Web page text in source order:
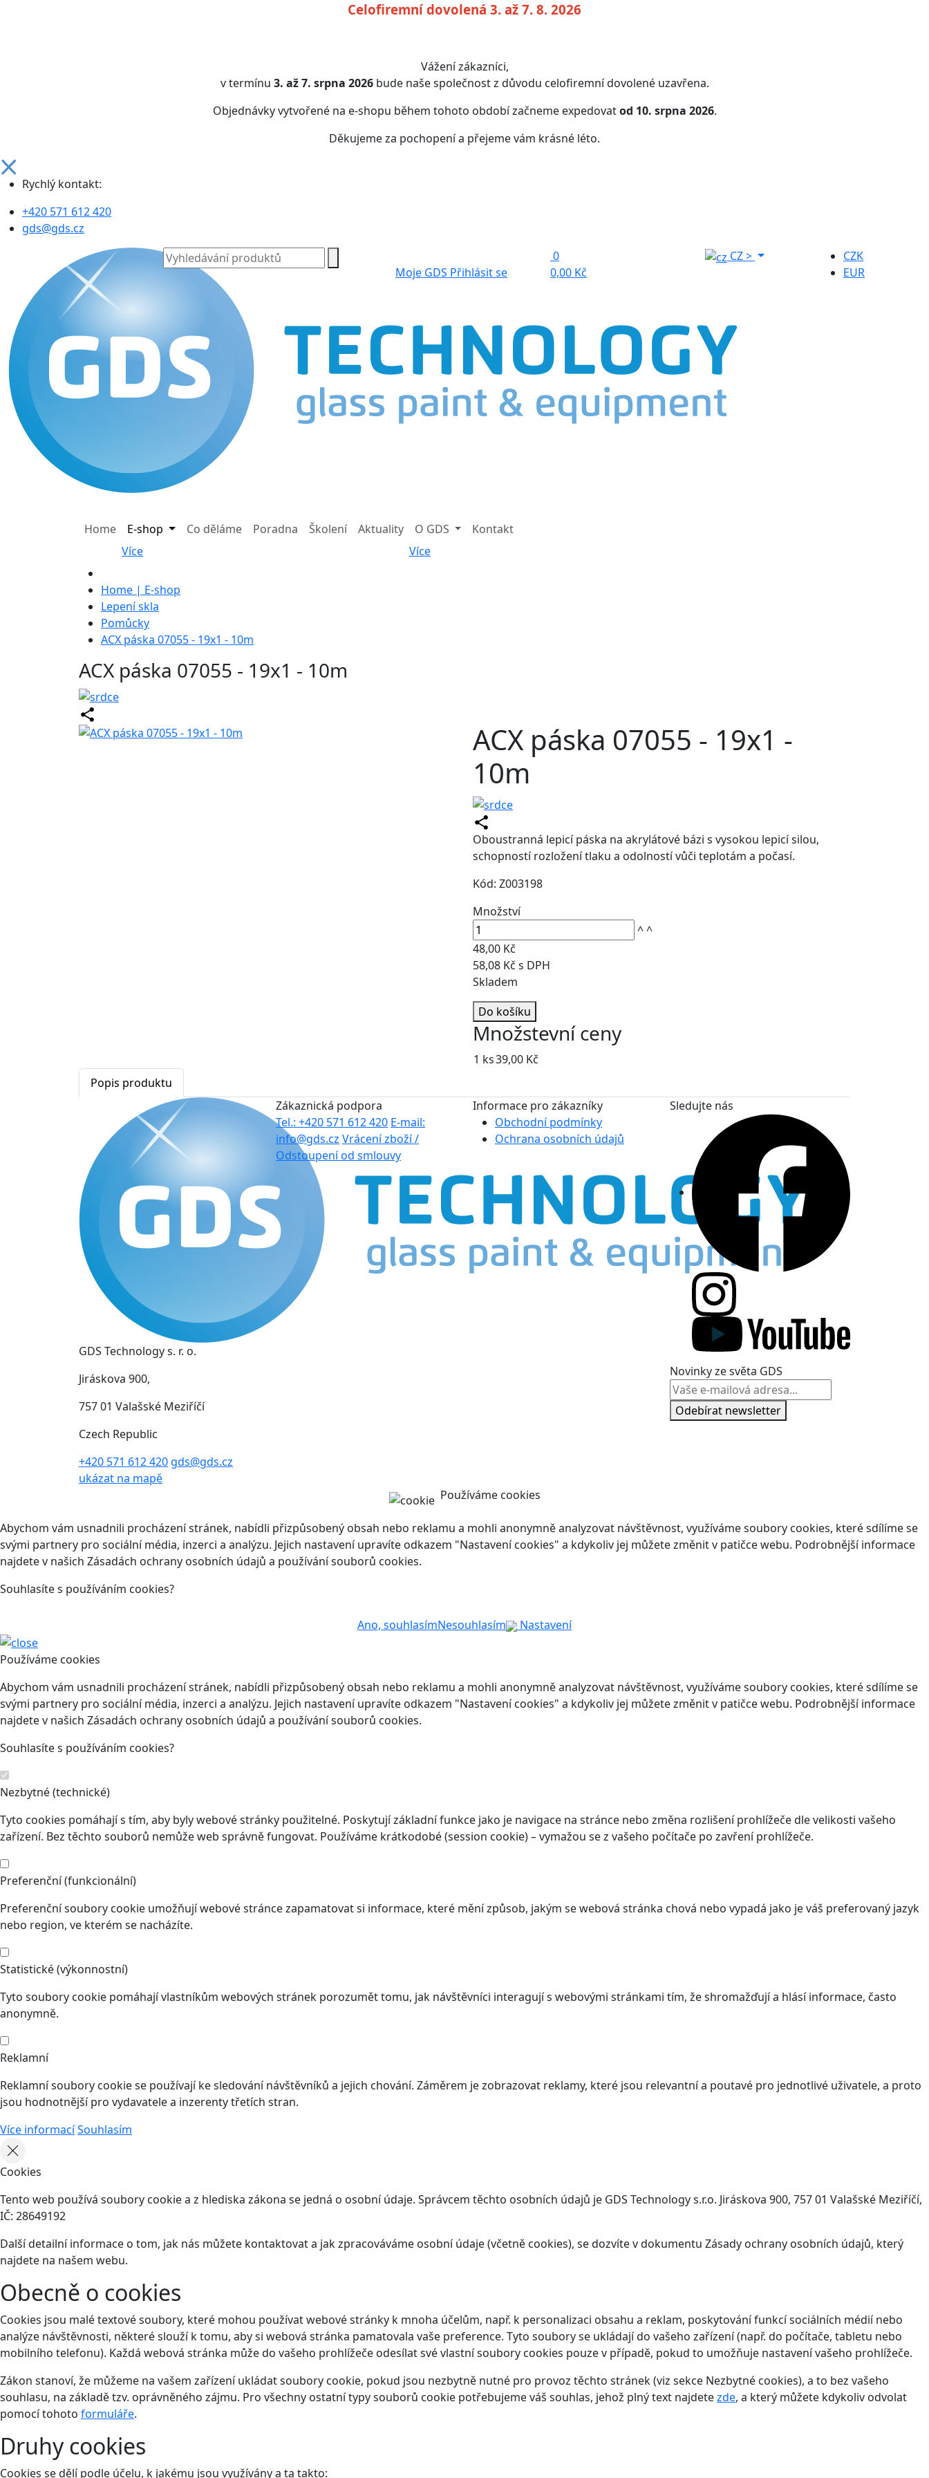
Celofiremní dovolená 3. až 7. 8. 2026
Vážení zákazníci,
v termínu 3. až 7. srpna 2026bude naše společnost z důvodu celofiremní dovolené uzavřena.
Objednávky vytvořené na e-shopu během tohoto období začneme expedovatod 10. srpna 2026.
Děkujeme za pochopení a přejeme vám krásné léto.
Rychlý kontakt:
+420 571 612 420
gds@gds.cz
Moje GDS Přihlásit se
0
0,00 Kč
CZ>
CZK
EUR
Home
E-shop
Více
Co děláme Poradna Školení Aktuality
O GDS
Více
Kontakt
Home | E-shop
Lepení skla
Pomůcky
ACX páska 07055 - 19x1 - 10m
ACX páska 07055 - 19x1 - 10m
ACX páska 07055 - 19x1 -
10m
Oboustranná lepicí páska na akrylátové bázi s vysokou lepicí silou,
schopností rozložení tlaku a odolností vůči teplotám a počasí.
Kód: Z003198
Množství
^^
48,00 Kč
58,08 Kč s DPH
Skladem
Do košíku
Množstevní ceny
1 ks39,00 Kč
Popis produktu
GDS Technology s. r. o.
Jiráskova 900,
757 01 Valašské Meziříčí
Czech Republic
+420 571 612 420 gds@gds.cz
ukázat na mapě
Zákaznická podpora
Tel.: +420 571 612 420 E-mail:
info@gds.cz Vrácení zboží /
Odstoupení od smlouvy
Informace pro zákazníky
Obchodní podmínky
Ochrana osobních údajů
Sledujte nás
Novinky ze světa GDS
Odebírat newsletter
Používáme cookies
Abychom vám usnadnili procházení stránek, nabídli přizpůsobený obsah nebo reklamu a mohli anonymně analyzovat návštěvnost, využíváme soubory cookies, které sdílíme se
svými partnery pro sociální média, inzerci a analýzu. Jejich nastavení upravíte odkazem "Nastavení cookies" a kdykoliv jej můžete změnit v patičce webu. Podrobnější informace
najdete v našich Zásadách ochrany osobních údajů a používání souborů cookies.
Souhlasíte s používáním cookies?
Ano, souhlasímNesouhlasím Nastavení
Používáme cookies
Abychom vám usnadnili procházení stránek, nabídli přizpůsobený obsah nebo reklamu a mohli anonymně analyzovat návštěvnost, využíváme soubory cookies, které sdílíme se
svými partnery pro sociální média, inzerci a analýzu. Jejich nastavení upravíte odkazem "Nastavení cookies" a kdykoliv jej můžete změnit v patičce webu. Podrobnější informace
najdete v našich Zásadách ochrany osobních údajů a používání souborů cookies.
Souhlasíte s používáním cookies?
Nezbytné (technické)
Tyto cookies pomáhají s tím, aby byly webové stránky použitelné. Poskytují základní funkce jako je navigace na stránce nebo změna rozlišení prohlížeče dle velikosti vašeho
zařízení. Bez těchto souborů nemůže web správně fungovat. Používáme krátkodobé (session cookie) – vymažou se z vašeho počítače po zavření prohlížeče.
Preferenční (funkcionální)
Preferenční soubory cookie umožňují webové stránce zapamatovat si informace, které mění způsob, jakým se webová stránka chová nebo vypadá jako je váš preferovaný jazyk
nebo region, ve kterém se nacházíte.
Statistické (výkonnostní)
Tyto soubory cookie pomáhají vlastníkům webových stránek porozumět tomu, jak návštěvníci interagují s webovými stránkami tím, že shromažďují a hlásí informace, často
anonymně.
Reklamní
Reklamní soubory cookie se používají ke sledování návštěvníků a jejich chování. Záměrem je zobrazovat reklamy, které jsou relevantní a poutavé pro jednotlivé uživatele, a proto
jsou hodnotnější pro vydavatele a inzerenty třetích stran.
Více informacíSouhlasím
Cookies
Tento web používá soubory cookie a z hlediska zákona se jedná o osobní údaje. Správcem těchto osobních údajů je GDS Technology s.r.o. Jiráskova 900, 757 01 Valašské Meziříčí,
IČ: 28649192
Další detailní informace o tom, jak nás můžete kontaktovat a jak zpracováváme osobní údaje (včetně cookies), se dozvíte v dokumentu Zásady ochrany osobních údajů, který
najdete na našem webu.
Obecně o cookies
Cookies jsou malé textové soubory, které mohou používat webové stránky k mnoha účelům, např. k personalizaci obsahu a reklam, poskytování funkcí sociálních médií nebo
analýze návštěvnosti, některé slouží k tomu, aby si webová stránka pamatovala vaše preference. Tyto soubory se ukládají do vašeho zařízení (např. do počítače, tabletu nebo
mobilního telefonu). Každá webová stránka může do vašeho prohlížeče odesílat své vlastní soubory cookies pouze v případě, pokud to umožňuje nastavení vašeho prohlížeče.
Zákon stanoví, že můžeme na vašem zařízení ukládat soubory cookie, pokud jsou nezbytně nutné pro provoz těchto stránek (viz sekce Nezbytné cookies), a to bez vašeho
souhlasu, na základě tzv. oprávněného zájmu. Pro všechny ostatní typy souborů cookie potřebujeme váš souhlas, jehož plný text najdetezde, a který můžete kdykoliv odvolat
pomocí tohoto formuláře.
Druhy cookies
Cookies se dělí podle účelu, k jakému jsou využívány a ta takto: